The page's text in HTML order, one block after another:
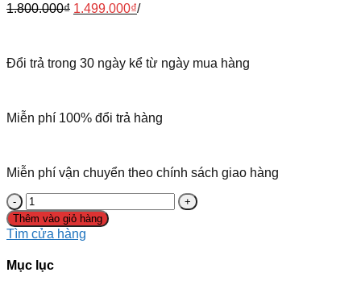
1.800.000₫ 1.499.000₫/
Đổi trả trong 30 ngày kể từ ngày mua hàng
Miễn phí 100% đổi trả hàng
Miễn phí vận chuyển theo chính sách giao hàng
Thêm vào giỏ hàng
Tìm cửa hàng
Mục lục